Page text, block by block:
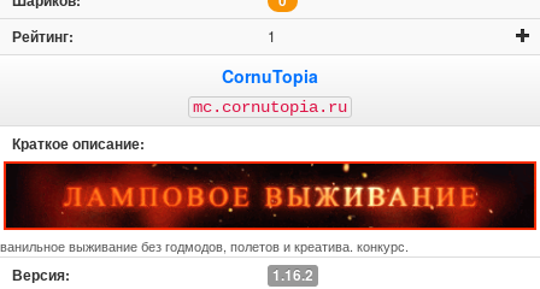
1
CornuTopia
mc.cornutopia.ru
ванильное выживание без годмодов, полетов и креатива. конкурс.
1.16.2